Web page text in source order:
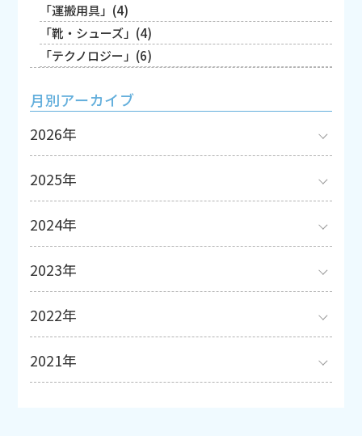
「運搬用具」(4)
「靴・シューズ」(4)
「テクノロジー」(6)
月別アーカイブ
2026年
2025年
2024年
2023年
2022年
2021年